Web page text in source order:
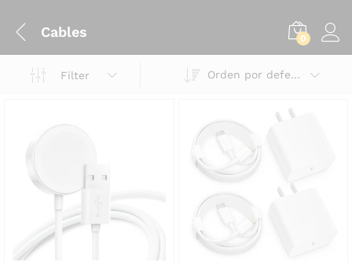
Cables 0
Filter Orden por defecto